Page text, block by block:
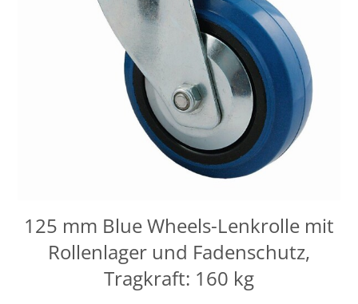
125 mm Blue Wheels-Lenkrolle mit
Rollenlager und Fadenschutz,
Tragkraft: 160 kg